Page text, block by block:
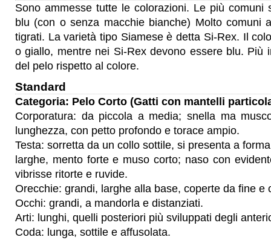
Sono ammesse tutte le colorazioni. Le più comuni
blu (con o senza macchie bianche) Molto comuni
tigrati. La varietà tipo Siamese è detta Si-Rex. Il
o giallo, mentre nei Si-Rex devono essere blu. Più
del pelo rispetto al colore.
Standard
Categoria: Pelo Corto (Gatti con mantelli
Corporatura: da piccola a media; snella ma
lunghezza, con petto profondo e torace ampio.
Testa: sorretta da un collo sottile, si presenta a
larghe, mento forte e muso corto; naso con
vibrisse ritorte e ruvide.
Orecchie: grandi, larghe alla base, coperte da fine e
Occhi: grandi, a mandorla e distanziati.
Arti: lunghi, quelli posteriori più sviluppati degli
Coda: lunga, sottile e affusolata.